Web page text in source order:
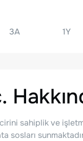
3A 1Y
sahiplik ve
sosları